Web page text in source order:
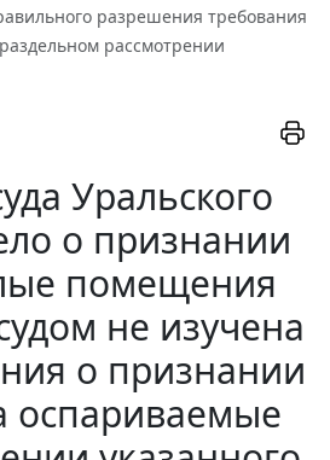
разрешения требования
рассмотрении
Уральского
о признании
помещения
не изучена
о признании
оспариваемые